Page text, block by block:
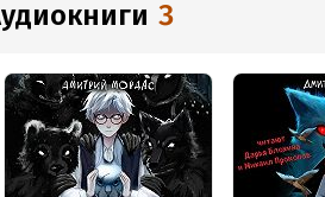
аудиокниги 3